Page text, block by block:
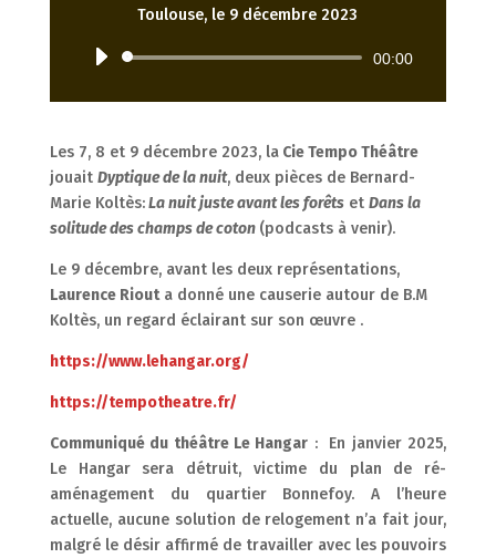
Toulouse, le 9 décembre 2023
Lecteur
00:00
Les 7, 8 et 9 décembre 2023, laCie Tempo Théâtre
jouait Dyptique de la nuit, deux pièces de Bernard-
Marie Koltès:La nuit juste avant les forêtset Dans la
solitudedes champs de coton (podcasts à venir).
Le 9 décembre, avant les deux représentations,
Laurence Riouta donné une causerie autour de B.M
Koltès, un regard éclairant sur son œuvre .
https://www.lehangar.org/
https://tempotheatre.fr/
Communiqué du théâtre Le Hangar : En janvier 2025,
Le Hangar sera détruit, victime du plan de ré-
aménagement du quartier Bonnefoy.A l’heure
actuelle, aucune solution de relogement n’a fait jour,
malgré le désir affirmé de travailler avec les pouvoirs